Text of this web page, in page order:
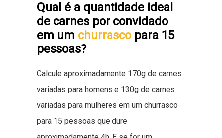
Qual é a quantidade ideal
de carnes por convidado
em um churrascopara 15
pessoas?
Calcule aproximadamente 170g de carnes
variadas para homens e 130g de carnes
variadas para mulheres em um churrasco
para 15 pessoas que dure